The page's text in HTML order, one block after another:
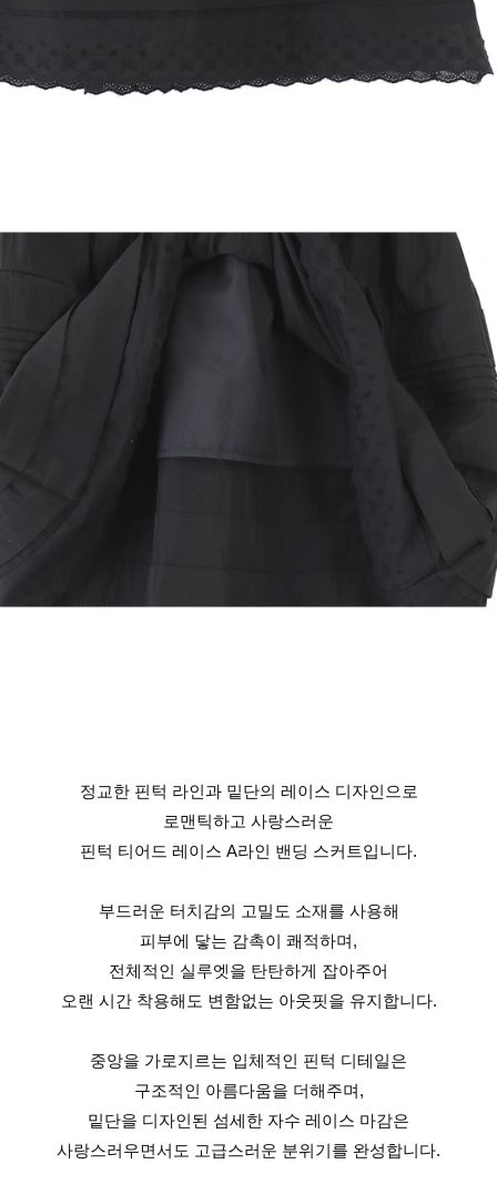
정교한 핀턱 라인과 밑단의 레이스 디자인으로
로맨틱하고 사랑스러운
핀턱 티어드 레이스 A라인 밴딩 스커트입니다.
부드러운 터치감의 고밀도 소재를 사용해
피부에 닿는 감촉이 쾌적하며,
전체적인 실루엣을 탄탄하게 잡아주어
오랜 시간 착용해도 변함없는 아웃핏을 유지합니다.
중앙을 가로지르는 입체적인 핀턱 디테일은
구조적인 아름다움을 더해주며,
밑단을 디자인된 섬세한 자수 레이스 마감은
사랑스러우면서도 고급스러운 분위기를 완성합니다.